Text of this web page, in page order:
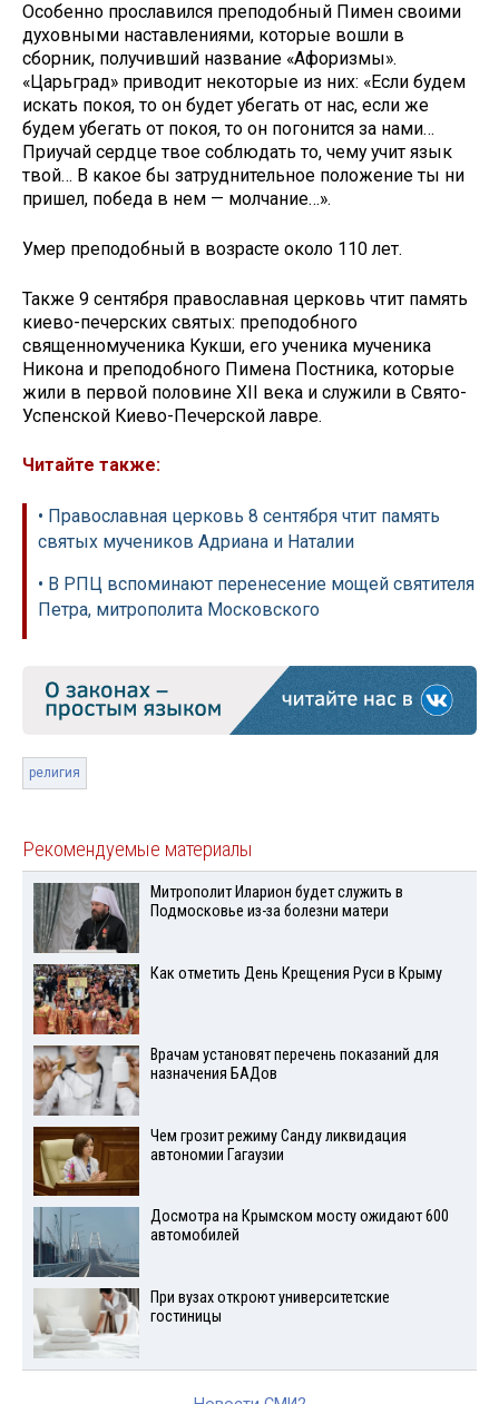
Особенно прославился преподобный Пимен своими
духовными наставлениями, которые вошли в
сборник, получивший название «Афоризмы».
«Царьград» приводит некоторые из них: «Если будем
искать покоя, то он будет убегать от нас, если же
будем убегать от покоя, то он погонится за нами…
Приучай сердце твое соблюдать то, чему учит язык
твой… В какое бы затруднительное положение ты ни
пришел, победа в нем — молчание…».
Умер преподобный в возрасте около 110 лет.
Также 9 сентября православная церковь чтит память
киево-печерских святых: преподобного
священномученика Кукши, его ученика мученика
Никона и преподобного Пимена Постника, которые
жили в первой половине XII века и служили в Свято-
Успенской Киево-Печерской лавре.
Читайте также:
• Православная церковь 8 сентября чтит память
святых мучеников Адриана и Наталии
• В РПЦ вспоминают перенесение мощей святителя
Петра, митрополита Московского
религия
Рекомендуемые материалы
Митрополит Иларион будет служить в
Подмосковье из-за болезни матери
Как отметить День Крещения Руси в Крыму
Врачам установят перечень показаний для
назначения БАДов
Чем грозит режиму Санду ликвидация
автономии Гагаузии
Досмотра на Крымском мосту ожидают 600
автомобилей
При вузах откроют университетские
гостиницы